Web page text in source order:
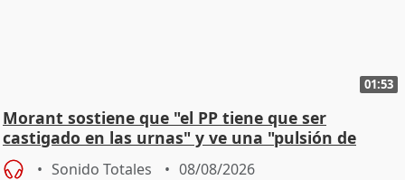
01:53
Morant sostiene que "el PP tiene que ser
castigado en las urnas" y ve una "pulsión de
cambio"
Sonido Totales 08/08/2026